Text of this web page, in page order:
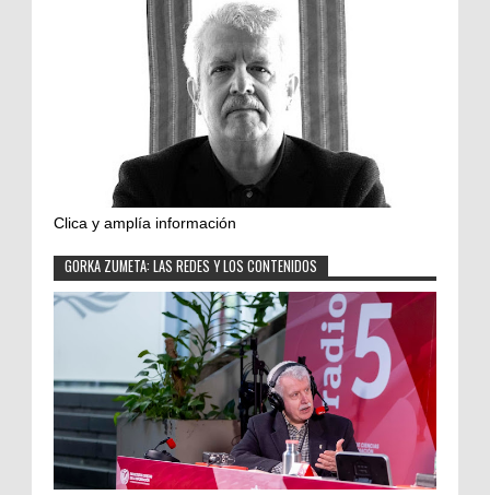
Clica y amplía información
GORKA ZUMETA: LAS REDES Y LOS CONTENIDOS